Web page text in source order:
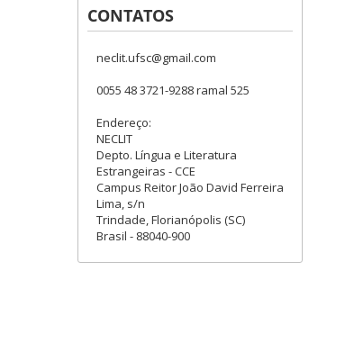
CONTATOS
neclit.ufsc@gmail.com
0055 48 3721-9288 ramal 525
Endereço:
NECLIT
Depto. Língua e Literatura
Estrangeiras - CCE
Campus Reitor João David Ferreira
Lima, s/n
Trindade, Florianópolis (SC)
Brasil - 88040-900